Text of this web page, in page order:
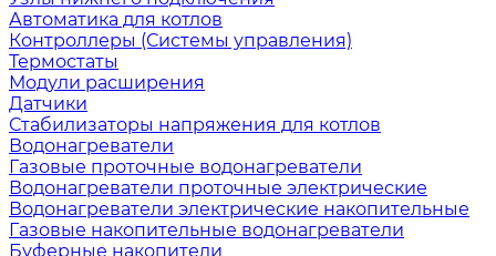
Автоматика для котлов
Контроллеры (Системы управления)
Термостаты
Модули расширения
Датчики
Стабилизаторы напряжения для котлов
Водонагреватели
Газовые проточные водонагреватели
Водонагреватели проточные электрические
Водонагреватели электрические накопительные
Газовые накопительные водонагреватели
Буферные накопители